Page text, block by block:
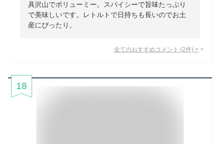
具沢山でボリューミー。スパイシーで旨味たっぷり
で美味しいです。レトルトで日持ちも長いのでお土
産にぴったり。
全てのおすすめコメント (2件) >
18